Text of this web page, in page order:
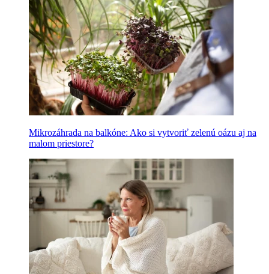
Mikrozáhrada na balkóne: Ako si vytvoriť zelenú oázu aj na
malom priestore?